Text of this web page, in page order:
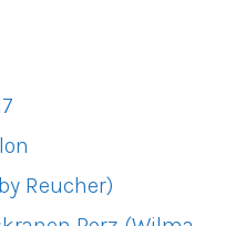
Reucher)